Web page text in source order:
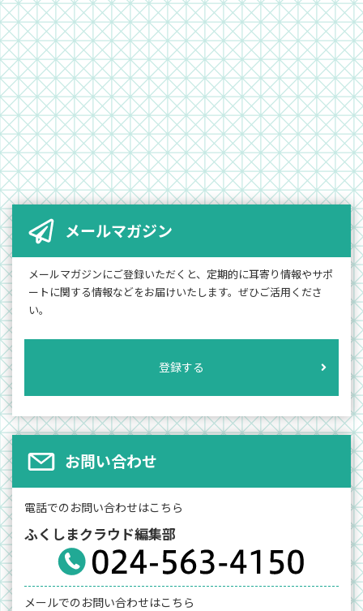
メールマガジン
メールマガジンにご登録いただくと、定期的に耳寄り情報やサポ
ートに関する情報などをお届けいたします。ぜひご活用くださ
い。
登録する
お問い合わせ
電話でのお問い合わせはこちら
ふくしまクラウド編集部
メールでのお問い合わせはこちら